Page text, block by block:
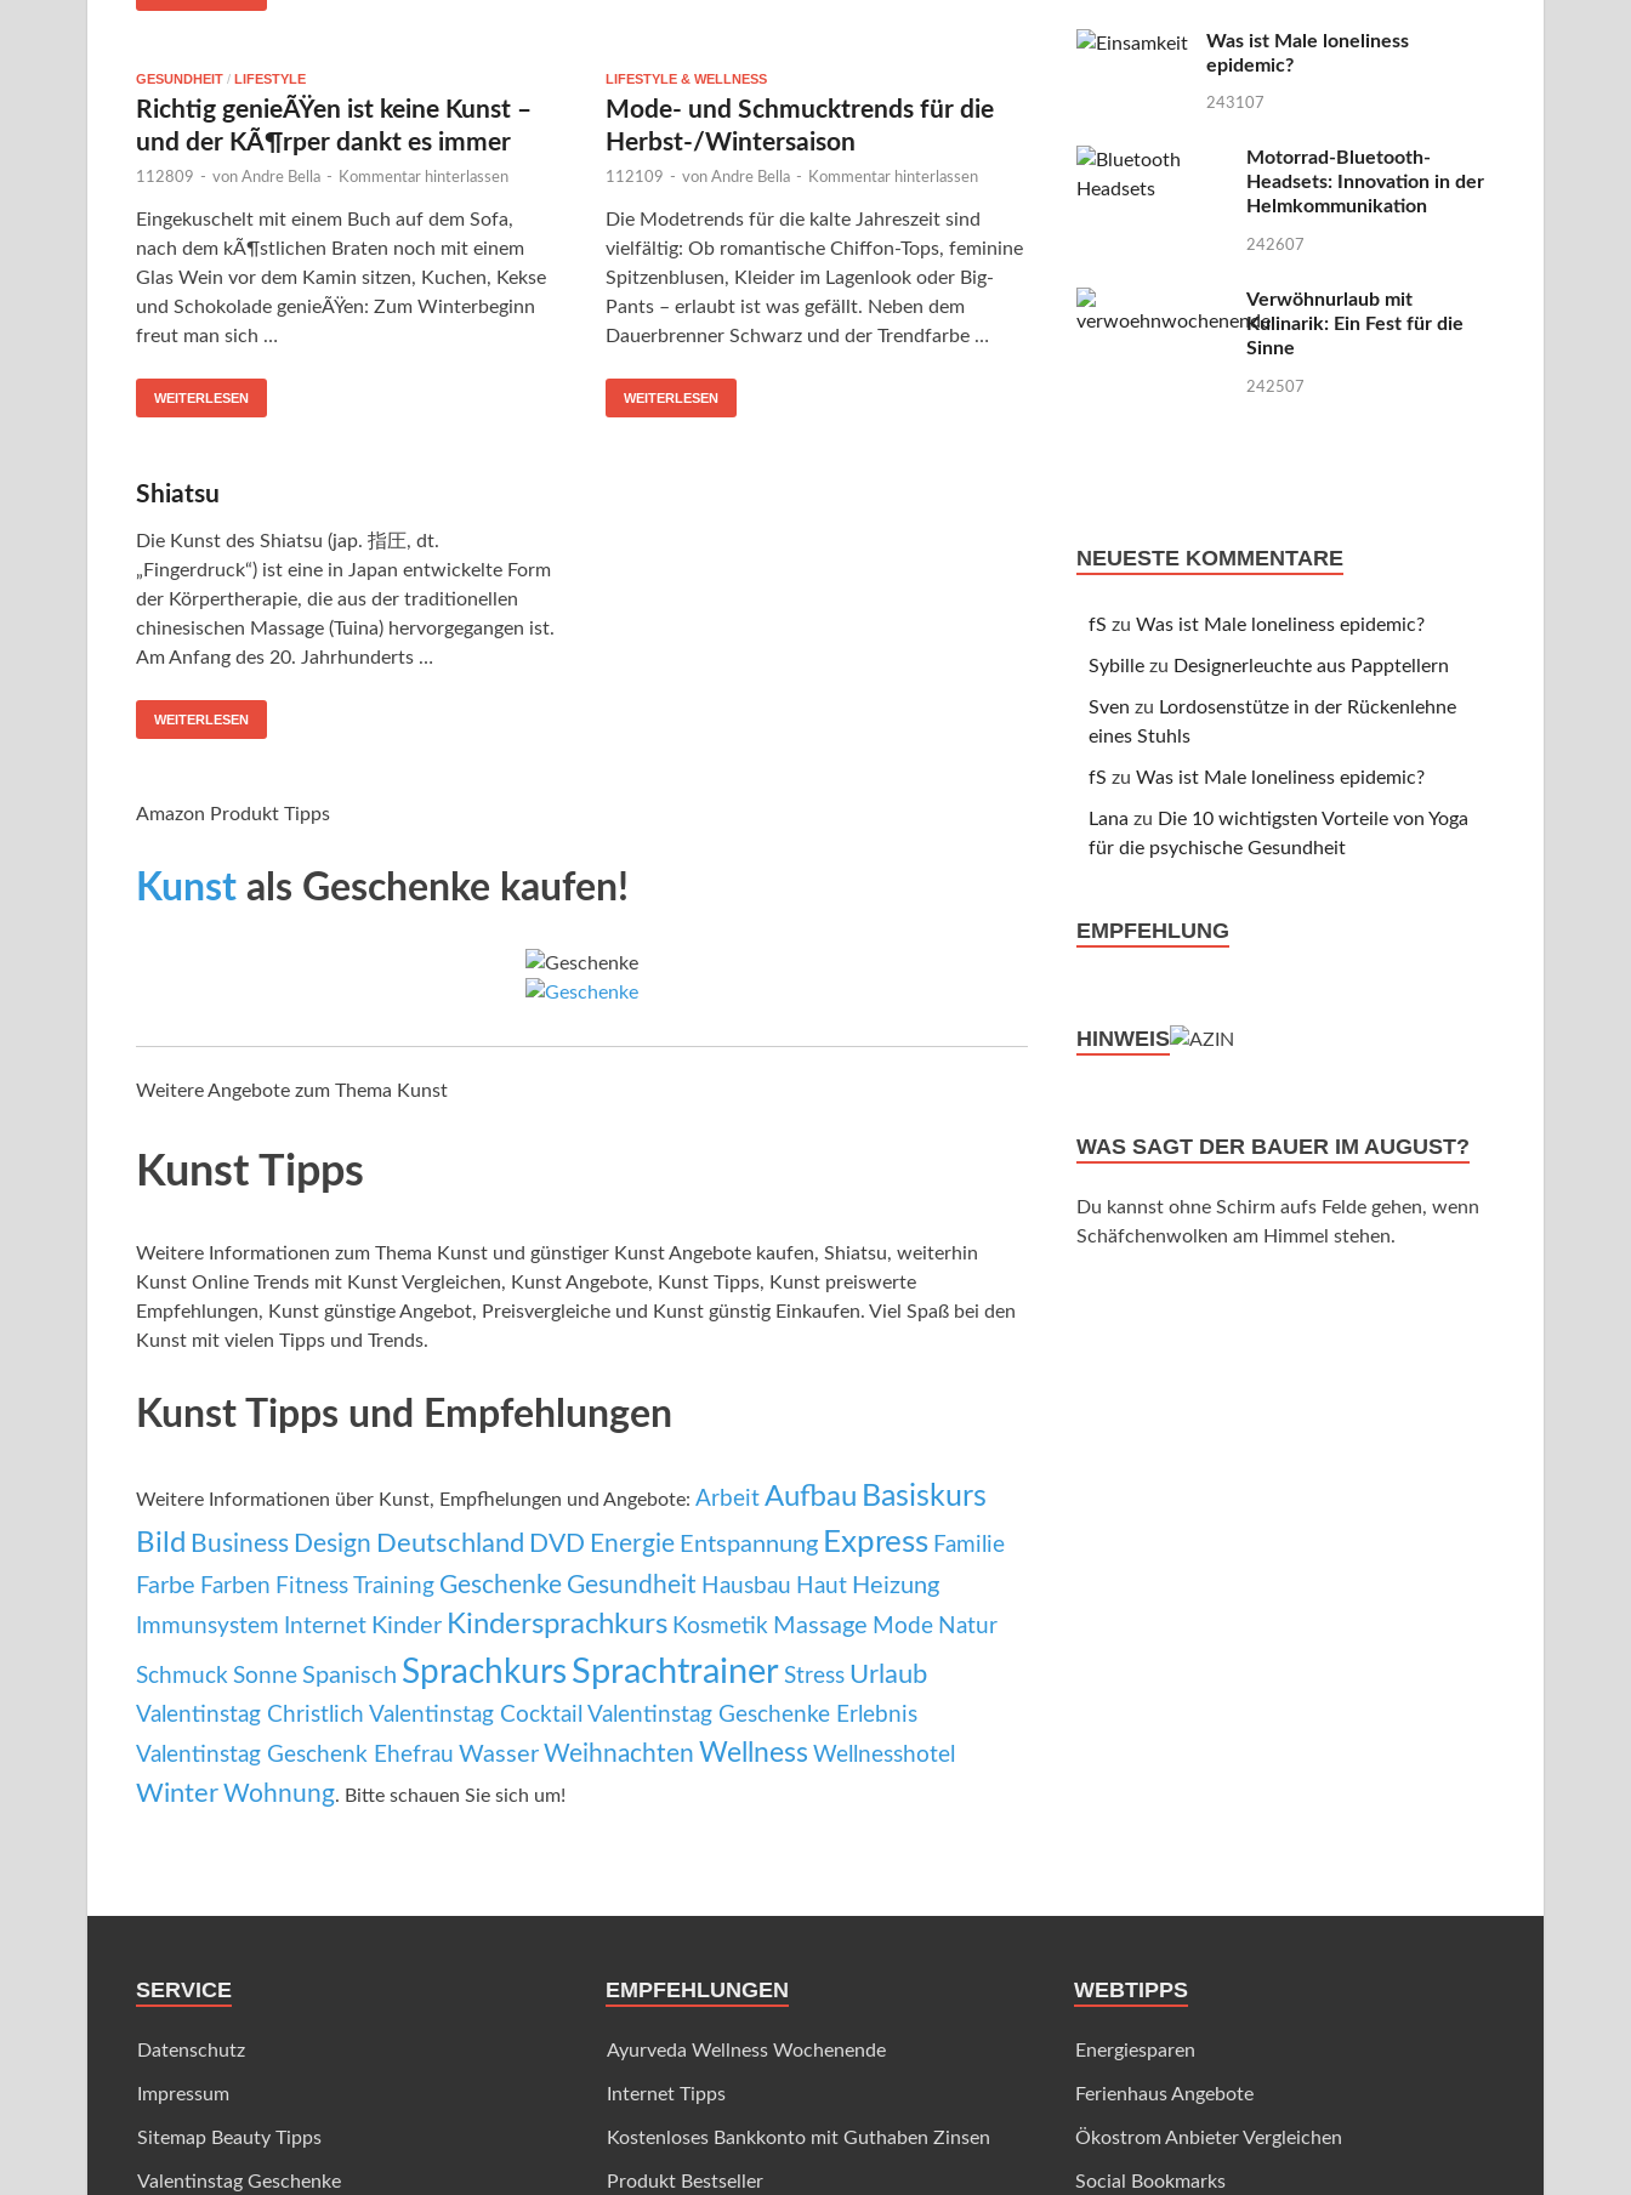
GESUNDHEIT / LIFESTYLE
Richtig genieÃŸen ist keine Kunst –
und der KÃ¶rper dankt es immer
112809 - von Andre Bella - Kommentar hinterlassen
Eingekuschelt mit einem Buch auf dem Sofa,
nach dem kÃ¶stlichen Braten noch mit einem
Glas Wein vor dem Kamin sitzen, Kuchen, Kekse
und Schokolade genieÃŸen: Zum Winterbeginn
freut man sich …
WEITERLESEN
LIFESTYLE & WELLNESS
Mode- und Schmucktrends für die
Herbst-/Wintersaison
112109 - von Andre Bella - Kommentar hinterlassen
Die Modetrends für die kalte Jahreszeit sind
vielfältig: Ob romantische Chiffon-Tops, feminine
Spitzenblusen, Kleider im Lagenlook oder Big-
Pants – erlaubt ist was gefällt. Neben dem
Dauerbrenner Schwarz und der Trendfarbe …
WEITERLESEN
Shiatsu
Die Kunst des Shiatsu (jap. 指圧, dt.
„Fingerdruck“) ist eine in Japan entwickelte Form
der Körpertherapie, die aus der traditionellen
chinesischen Massage (Tuina) hervorgegangen ist.
Am Anfang des 20. Jahrhunderts …
WEITERLESEN
Amazon Produkt Tipps
Kunst als Geschenke kaufen!
Weitere Angebote zum Thema Kunst
Kunst Tipps
Weitere Informationen zum Thema Kunst und günstiger Kunst Angebote kaufen, Shiatsu, weiterhin
Kunst Online Trends mit Kunst Vergleichen, Kunst Angebote, Kunst Tipps, Kunst preiswerte
Empfehlungen, Kunst günstige Angebot, Preisvergleiche und Kunst günstig Einkaufen. Viel Spaß bei den
Kunst mit vielen Tipps und Trends.
Kunst Tipps und Empfehlungen
Weitere Informationen über Kunst, Empfhelungen und Angebote: Arbeit Aufbau Basiskurs
Bild Business Design Deutschland DVD Energie Entspannung Express Familie
Farbe Farben Fitness Training Geschenke Gesundheit Hausbau Haut Heizung
Immunsystem Internet Kinder Kindersprachkurs Kosmetik Massage Mode Natur
Schmuck Sonne Spanisch Sprachkurs Sprachtrainer Stress Urlaub
Valentinstag Christlich Valentinstag Cocktail Valentinstag Geschenke Erlebnis
Valentinstag Geschenk Ehefrau Wasser Weihnachten Wellness Wellnesshotel
WinterWohnung. Bitte schauen Sie sich um!
Was ist Male loneliness
epidemic?
243107
Motorrad-Bluetooth-
Headsets: Innovation in der
Helmkommunikation
242607
Verwöhnurlaub mit
Kulinarik: Ein Fest für die
Sinne
242507
NEUESTE KOMMENTARE
fS zuWas ist Male loneliness epidemic?
Sybille zu Designerleuchte aus Papptellern
Sven zu Lordosenstütze in der Rückenlehne
eines Stuhls
fS zuWas ist Male loneliness epidemic?
Lana zu Die 10 wichtigsten Vorteile von Yoga
für die psychische Gesundheit
EMPFEHLUNG
HINWEIS
WAS SAGT DER BAUER IM AUGUST?
Du kannst ohne Schirm aufs Felde gehen, wenn
Schäfchenwolken am Himmel stehen.
SERVICE
Datenschutz
Impressum
Sitemap Beauty Tipps
Valentinstag Geschenke
EMPFEHLUNGEN
Ayurveda Wellness Wochenende
Internet Tipps
Kostenloses Bankkonto mit Guthaben Zinsen
Produkt Bestseller
WEBTIPPS
Energiesparen
Ferienhaus Angebote
Ökostrom Anbieter Vergleichen
Social Bookmarks